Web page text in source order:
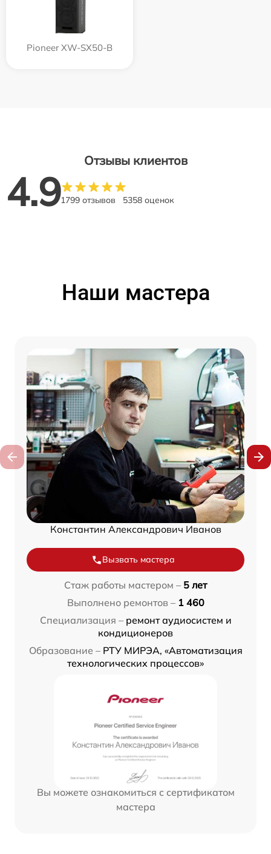
Pioneer XW-SX50-B
Отзывы клиентов
4.91799 отзывов 5358 оценок
Наши мастера
Константин Александрович Иванов
Вызвать мастера
Стаж работы мастером – 5 лет
Выполнено ремонтов – 1 460
Специализация – ремонт аудиосистем и
кондиционеров
Образование – РТУ МИРЭА, «Автоматизация
технологических процессов»
Вы можете ознакомиться с сертификатом
мастера